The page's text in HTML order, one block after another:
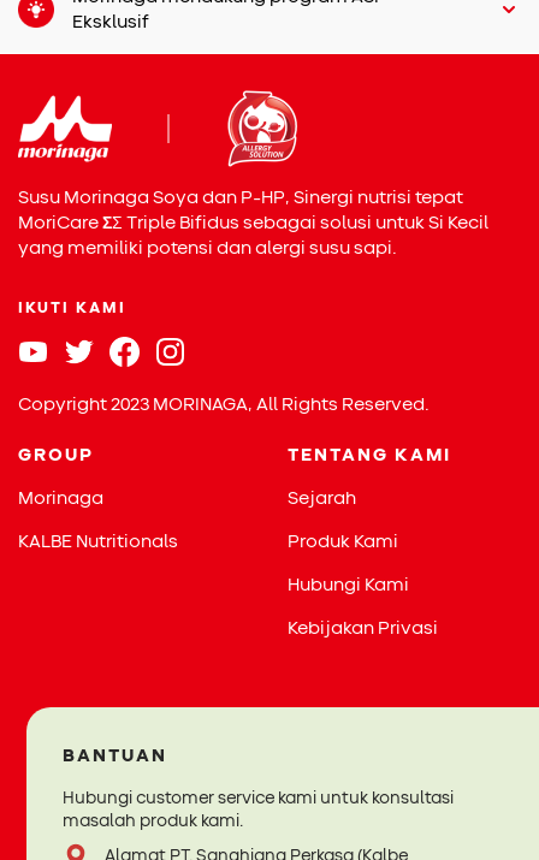
Eksklusif
Susu Morinaga Soya dan P-HP, Sinergi nutrisi tepat
MoriCareΣΣTriple Bifidus sebagai solusi untuk Si Kecil
yang memiliki potensi dan alergi susu sapi.
IKUTI KAMI
Copyright 2023 MORINAGA, All Rights Reserved.
GROUP
Morinaga
KALBE Nutritionals
TENTANG KAMI
Sejarah
Produk Kami
Hubungi Kami
Kebijakan Privasi
BANTUAN
Hubungi customer service kami untuk konsultasi
masalah produk kami.
Alamat PT. Sanghiang Perkasa (Kalbe